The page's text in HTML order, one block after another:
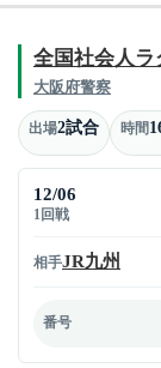
全国社会人ラ
大阪府警察
出場2試合 時間
12/06
1回戦
相手JR九州
番号